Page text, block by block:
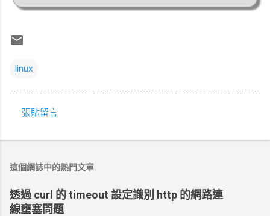
linux
言
張貼留言
這個網誌中的熱門文章
透過 curl 的 timeout 設定識別 http 的網路連
線壅塞問題